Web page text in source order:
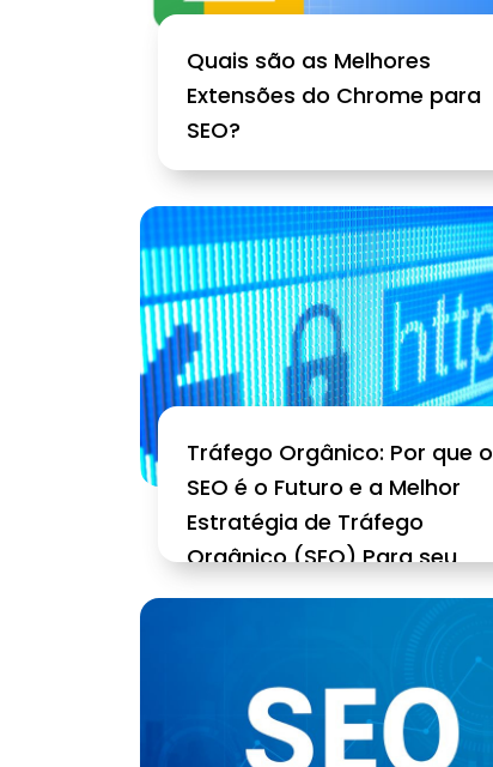
Quais são as Melhores
Extensões do Chrome para
SEO?
Tráfego Orgânico: Por que o
SEO é o Futuro e a Melhor
Estratégia de Tráfego
Orgânico (SEO) Para seu
Site?